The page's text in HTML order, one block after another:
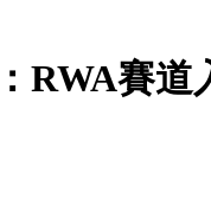
RWA賽道